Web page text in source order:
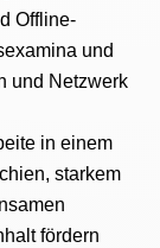
Offline-
und
und Netzwerk
in einem
starkem
fördern